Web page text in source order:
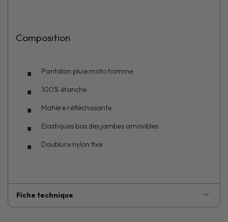
Composition
Pantalon pluie moto homme
100% étanche
Matière réfléchissante
Elastiques bas des jambes amovibles
Doublure nylon fixe
Fiche technique